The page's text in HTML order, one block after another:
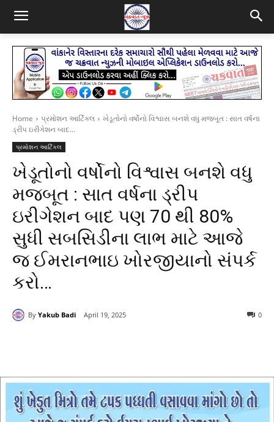
Home પ્રમોશન આર્ટિકલ
ખેડૂતોનો વર્ષોનો વિશ્વાસ બનશે વધુ મજબૂત : સાત વર્ષના
ડ્રીપ ઇરીગેશન બાદ...
પ્રમોશન આર્ટિકલ
ખેડૂતોનો વર્ષોનો વિશ્વાસ બનશે વધુ
મજબૂત : સાત વર્ષના ડ્રીપ
ઇરીગેશન બાદ પણ 70 થી 80%
સુધી સબસિડીના લાભ માટે આજે
જ ઈમરાનભાઇ ખોરજીયાનો સંપર્ક
કરો…
By Yakub Badi April 19, 2025 0